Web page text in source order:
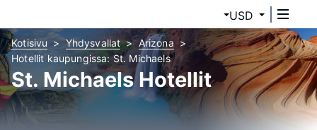
USD
Kotisivu Yhdysvallat
Arizona
Hotellit kaupungissa: St. Michaels
St. Michaels Hotellit